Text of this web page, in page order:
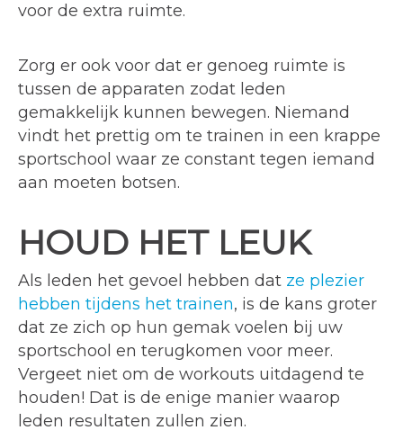
voor de extra ruimte.
Zorg er ook voor dat er genoeg ruimte is
tussen de apparaten zodat leden
gemakkelijk kunnen bewegen. Niemand
vindt het prettig om te trainen in een krappe
sportschool waar ze constant tegen iemand
aan moeten botsen.
HOUD HET LEUK
Als leden het gevoel hebben dat ze plezier
hebben tijdens het trainen, is de kans groter
dat ze zich op hun gemak voelen bij uw
sportschool en terugkomen voor meer.
Vergeet niet om de workouts uitdagend te
houden! Dat is de enige manier waarop
leden resultaten zullen zien.